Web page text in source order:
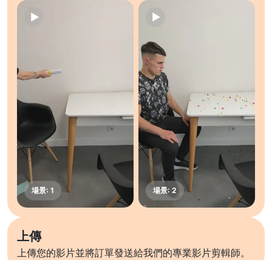
上傳
上傳您的影片並將訂單發送給我們的專業影片剪輯師。